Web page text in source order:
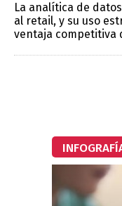
La analítica de
al retail, y su uso
ventaja competitiva